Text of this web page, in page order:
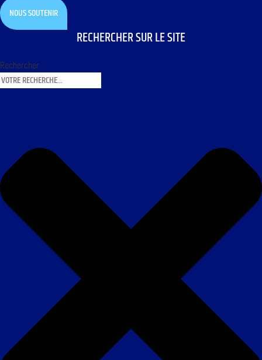
NOUS SOUTENIR
RECHERCHER SUR LE SITE
Rechercher